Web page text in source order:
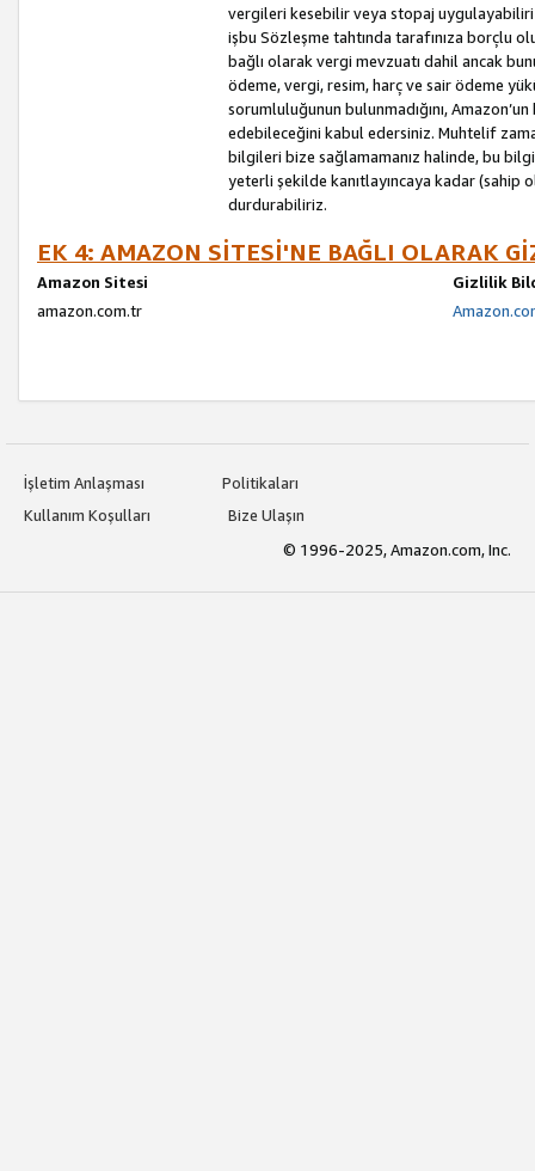
vergileri kesebilir veya stopaj
işbu Sözleşme tahtında tarafınıza borçlu
bağlı olarak vergi mevzuatı dahil ancak
ödeme, vergi, resim, harç ve sair ödeme
sorumluluğunun bulunmadığını,
edebileceğini kabul edersiniz. Muhtelif
bilgileri bize sağlamamanız halinde, bu
yeterli şekilde kanıtlayıncaya kadar
durdurabiliriz.
EK 4: AMAZON SİTESİ'NE BAĞLI OLARAK
Amazon Sitesi
Gizlilik
amazon.com.tr
İşletim Anlaşması
Politikaları
Kullanım Koşulları
Bize Ulaşın
© 1996-2025, Amazon.com, Inc.